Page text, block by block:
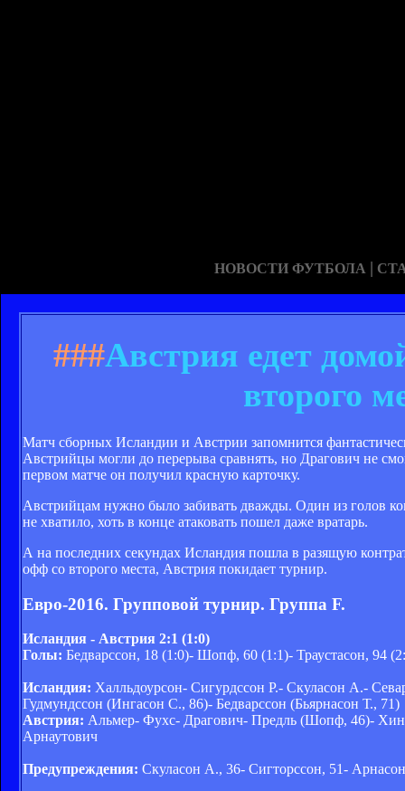
НОВОСТИ ФУТБОЛА |
###Австрия едет
второго
Матч сборных Исландии и Австрии запомнится
Австрийцы могли до перерыва сравнять, но Драгович не
первом матче он получил красную карточку.
Австрийцам нужно было забивать дважды. Один из голов
не хватило, хоть в конце атаковать пошел даже вратарь.
А на последних секундах Исландия пошла в разящую
офф со второго места, Австрия покидает турнир.
Евро-2016. Групповой турнир. Группа F.
Исландия - Австрия 2:1 (1:0)
Голы: Бедварссон, 18 (1:0)- Шопф, 60 (1:1)- Траустасон, 94
Исландия: Халльдоурсон- Сигурдссон Р.- Скуласон А.-
Гудмундссон (Ингасон С., 86)- Бедварссон (Бьярнасон Т., 71)
Австрия: Альмер- Фухс- Драгович- Предль (Шопф, 46)-
Арнаутович
Предупреждения: Скуласон А., 36- Сигторссон, 51-